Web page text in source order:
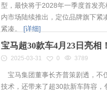
型，最快将于2028年一季度首发
内市场陆续推出，定位品牌旗下紧
紧凑。 [详细]
宝马超30款车4月23日亮
2025-03-31 0 3789
宝马集团董事长齐普策剧透，不
技术，还带来了超30款新车阵容